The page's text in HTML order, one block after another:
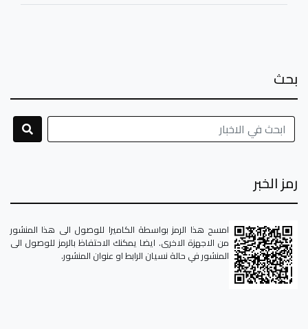
بحث
رمز الخبر
امسح هذا الرمز بواسطة الكاميرا للوصول الى هذا المنشور
من الاجهزة الاخرى. ايضا يمكنك الاحتفاظ بالرمز للوصول الى
المنشور في حالة نسيان الرابط او عنوان المنشور.